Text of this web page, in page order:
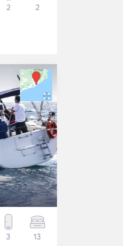
2 2
3 13